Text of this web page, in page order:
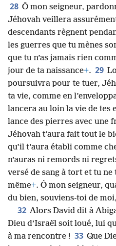
28 Ô mon seigneur,
Jéhovah veillera
descendants règnent
les guerres que tu mènes
que tu n’as jamais rien
jour de ta naissance+. 29
poursuivra pour te tuer,
ta vie, comme en
lancera au loin la vie de tes
lance des pierres avec une
Jéhovah t’aura fait tout le
qu’il t’aura établi comme
n’auras ni remords ni
versé de sang à tort et tu ne
même+. Ô mon seigneur,
du bien, souviens-toi de
32 Alors David dit à
Dieu d’Israël soit loué, lui
à ma rencontre ! 33 Que